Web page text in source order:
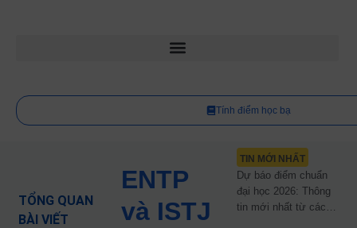
Tính điểm học bạ
TỔNG QUAN
BÀI VIẾT
ENTP
và ISTJ
TIN MỚI NHẤT
Dự báo điểm chuẩn
đại học 2026: Thông
tin mới nhất từ các